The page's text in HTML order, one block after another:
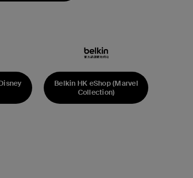
Belkin HK eShop (Marvel
Collection)